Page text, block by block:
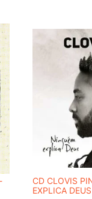
CD CLOVIS
EXPLICA